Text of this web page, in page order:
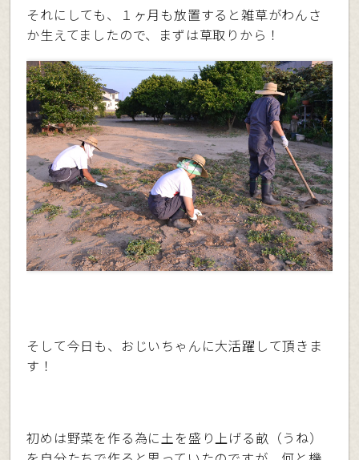
それにしても、１ヶ月も放置すると雑草がわんさ
か生えてましたので、まずは草取りから！
そして今日も、おじいちゃんに大活躍して頂きま
す！
初めは野菜を作る為に土を盛り上げる畝（うね）